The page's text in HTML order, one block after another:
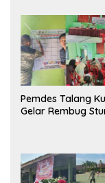
Pasar
Pemdes Talang
Gelar Rembug